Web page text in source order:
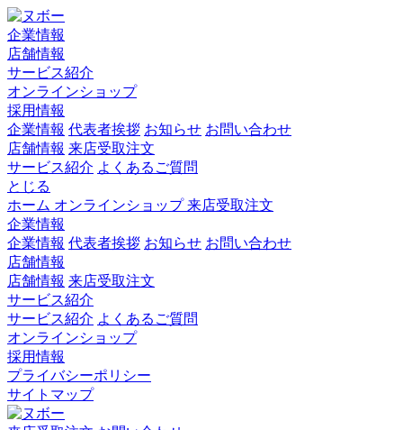
企業情報
店舗情報
サービス紹介
オンラインショップ
採用情報
企業情報 代表者挨拶 お知らせ お問い合わせ
店舗情報 来店受取注文
サービス紹介 よくあるご質問
とじる
ホーム オンラインショップ来店受取注文
企業情報
企業情報 代表者挨拶 お知らせ お問い合わせ
店舗情報
店舗情報 来店受取注文
サービス紹介
サービス紹介 よくあるご質問
オンラインショップ
採用情報
プライバシーポリシー
サイトマップ